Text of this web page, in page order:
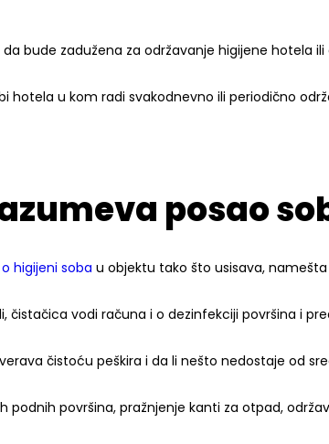
da bude zadužena za održavanje higijene hotela
hotela u kom radi svakodnevno ili periodično
posao
higijeni soba u objektu tako što usisava,
čistačica vodi računa i o dezinfekciji površina i
čistoću peškira i da li nešto nedostaje od
podnih površina, pražnjenje kanti za otpad,